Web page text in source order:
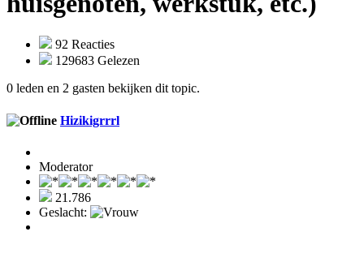
92 Reacties
129683 Gelezen
0 leden en 2 gasten bekijken dit topic.
Hizikigrrrl
Moderator
21.786
Geslacht: